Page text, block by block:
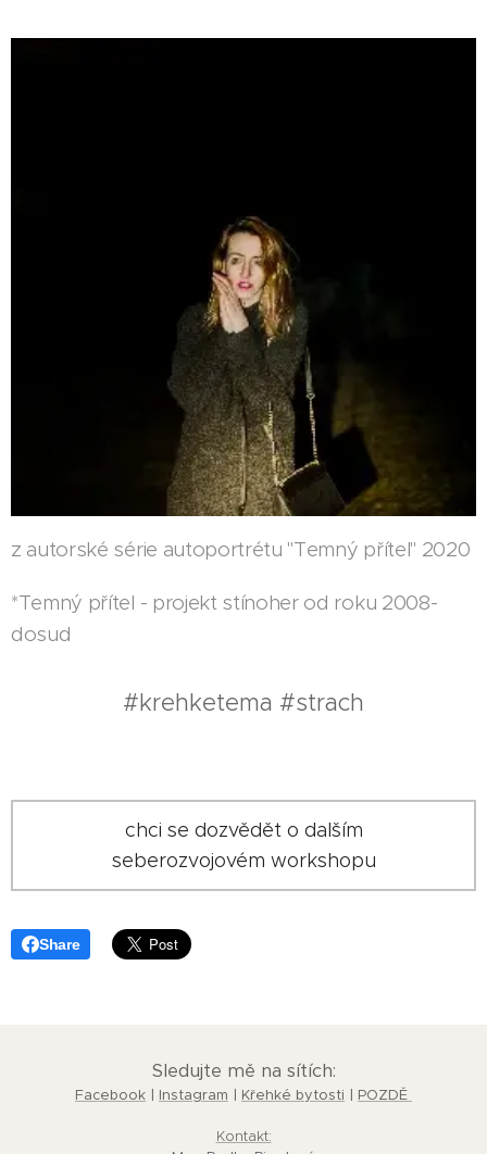
z autorské série autoportrétu "Temný přítel" 2020
*Temný přítel - projekt stínoher od roku 2008-
dosud
#krehketema #strach
chci se dozvědět o dalším
seberozvojovém workshopu
Share
Sledujte mě na sítích:
Facebook | Instagram | Křehké bytosti | POZDĚ
Kontakt: